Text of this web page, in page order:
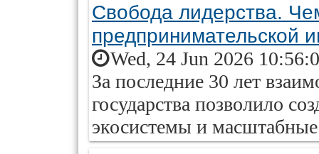
Свобода лидерства.
предпринимательской
Wed, 24 Jun 2026
За последние 30 лет
государства позволило
экосистемы и